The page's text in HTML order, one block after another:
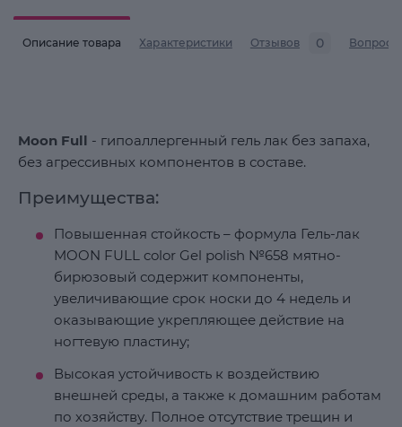
Описание товара Характеристики Отзывов 0 Вопросы
Moon Full - гипоаллергенный гель лак без запаха,
без агрессивных компонентов в составе.
Преимущества:
Повышенная стойкость – формула Гель-лак
MOON FULL color Gel polish №658 мятно-
бирюзовый содержит компоненты,
увеличивающие срок носки до 4 недель и
оказывающие укрепляющее действие на
ногтевую пластину;
Высокая устойчивость к воздействию
внешней среды, а также к домашним работам
по хозяйству. Полное отсутствие трещин и